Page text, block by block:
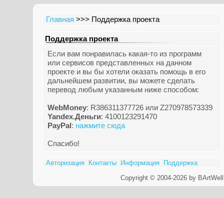
Главная >>> Поддержка проекта
Поддержка проекта
Если вам понравилась какая-то из программ
или сервисов представленных на данном
проекте и вы бы хотели оказать помощь в его
дальнейшем развитии, вы можете сделать
перевод любым указанным ниже способом:
WebMoney: R386311377726 или Z270978573339
Yandex.Деньги: 4100123291470
PayPal: нажмите сюда
Спасибо!
Авторизация Контакты Информация
Поддержка
Copyright © 2004-2026 by BArtWell